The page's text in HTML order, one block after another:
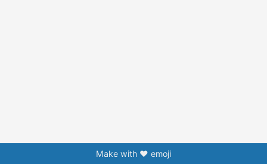
Make with ❤️ emoji